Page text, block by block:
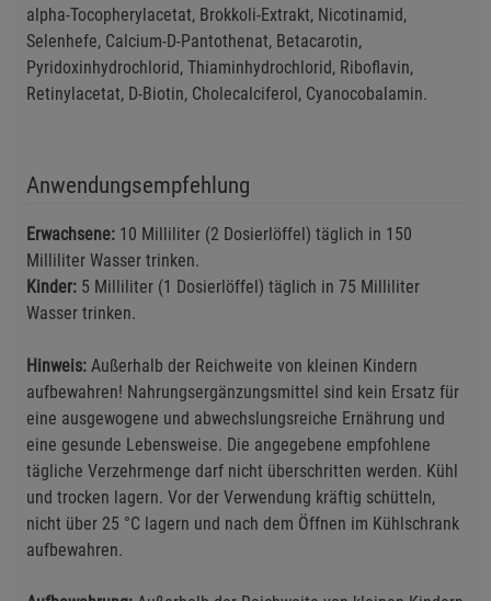
alpha-Tocopherylacetat, Brokkoli-Extrakt, Nicotinamid,
Selenhefe, Calcium-D-Pantothenat, Betacarotin,
Pyridoxinhydrochlorid, Thiaminhydrochlorid, Riboflavin,
Retinyl­acetat, D-Biotin, Cholecalciferol, Cyanocobalamin.
Anwendungsempfehlung
Erwachsene: 10 Milliliter (2 Dosierlöffel) täglich in 150
Milliliter Wasser trinken.
Kinder: 5 Milliliter (1 Dosierlöffel) täglich in 75 Milliliter
Wasser trinken.
Hinweis: Außerhalb der Reichweite von kleinen Kindern
aufbewahren! Nahrungsergänzungsmittel sind kein Ersatz für
eine ausgewogene und abwechslungsreiche Ernährung und
eine gesunde Lebensweise. Die angegebene empfohlene
tägliche Verzehrmenge darf nicht überschritten werden. Kühl
und trocken lagern. Vor der Verwendung kräftig schütteln,
nicht über 25 °C lagern und nach dem Öffnen im Kühlschrank
aufbewahren.